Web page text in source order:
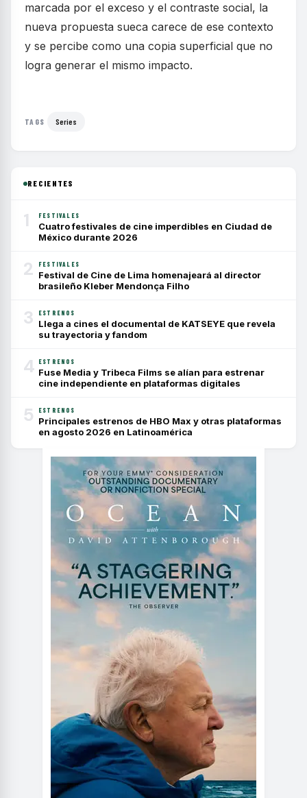
marcada por el exceso y el contraste social, la
nueva propuesta sueca carece de ese contexto
y se percibe como una copia superficial que no
logra generar el mismo impacto.
TAGS Series
RECIENTES
1 FESTIVALES
Cuatro festivales de cine imperdibles en Ciudad de
México durante 2026
2 FESTIVALES
Festival de Cine de Lima homenajeará al director
brasileño Kleber Mendonça Filho
3 ESTRENOS
Llega a cines el documental de KATSEYE que revela
su trayectoria y fandom
4 ESTRENOS
Fuse Media y Tribeca Films se alían para estrenar
cine independiente en plataformas digitales
5 ESTRENOS
Principales estrenos de HBO Max y otras plataformas
en agosto 2026 en Latinoamérica